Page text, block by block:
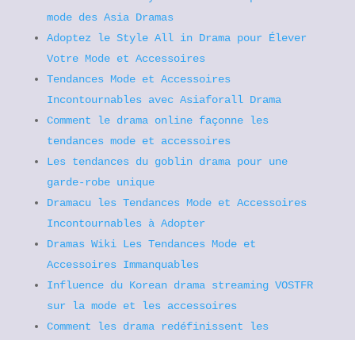
mode des Asia Dramas
Adoptez le Style All in Drama pour Élever
Votre Mode et Accessoires
Tendances Mode et Accessoires
Incontournables avec Asiaforall Drama
Comment le drama online façonne les
tendances mode et accessoires
Les tendances du goblin drama pour une
garde-robe unique
Dramacu les Tendances Mode et Accessoires
Incontournables à Adopter
Dramas Wiki Les Tendances Mode et
Accessoires Immanquables
Influence du Korean drama streaming VOSTFR
sur la mode et les accessoires
Comment les drama redéfinissent les